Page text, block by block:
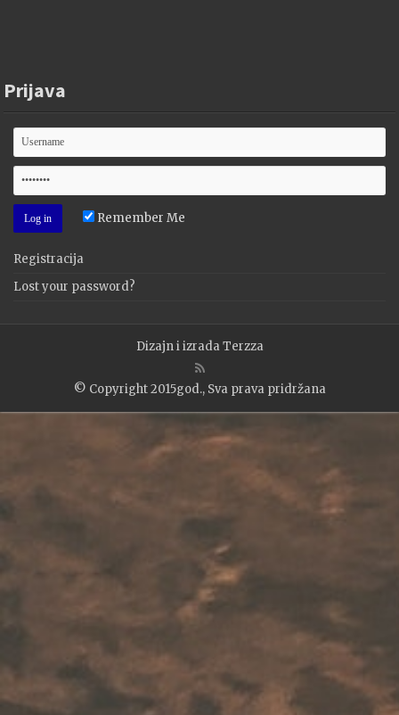
Prijava
Remember Me
Registracija
Lost your password?
Dizajn i izradaTerzza
© Copyright 2015god., Sva prava pridržana